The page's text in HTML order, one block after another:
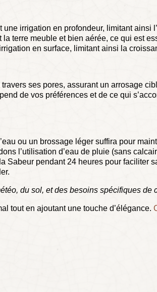
irrigation en profondeur, limitant ainsi
terre meuble et bien aérée, ce qui est
en surface, limitant ainsi la
ses pores, assurant un arrosage
de vos préférences et de ce qui
ou un brossage léger suffira pour
l’utilisation d’eau de pluie (sans
Sabeur pendant 24 heures pour faciliter
du sol, et des besoins spécifiques de
tout en ajoutant une touche d’élégance.